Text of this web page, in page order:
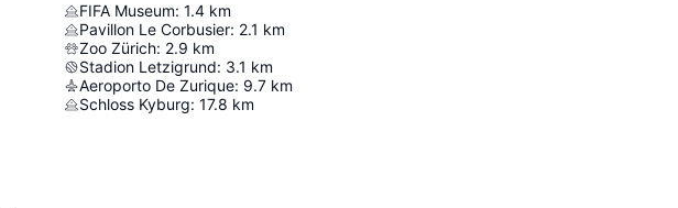
FIFA Museum: 1.4 km
Pavillon Le Corbusier: 2.1 km
Zoo Zürich: 2.9 km
Stadion Letzigrund: 3.1 km
Aeroporto De Zurique: 9.7 km
Schloss Kyburg: 17.8 km